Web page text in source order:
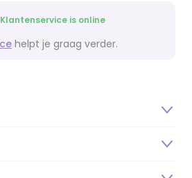
Klantenservice is online
helpt je graag verder.